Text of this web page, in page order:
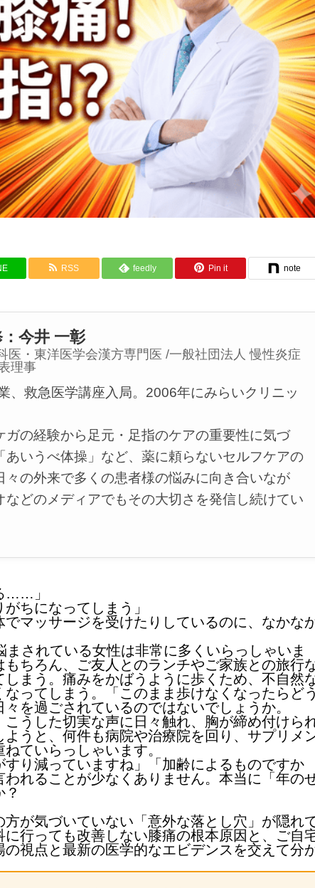
RSS feedly Pin it note
今井 一彰
医・東洋医学会漢方専門医 /一般社団法人 慢性炎症
理事
、救急医学講座入局。2006年にみらいクリニッ
ガの経験から足元・足指のケアの重要性に気づ
あいうべ体操」など、薬に頼らないセルフケアの
々の外来で多くの患者様の悩みに向き合いなが
などのメディアでもその大切さを発信し続けてい
……」
ちになってしまう」
でマッサージを受けたりしているのに、なかな
されている女性は非常に多くいらっしゃいま
ちろん、ご友人とのランチやご家族との旅行
まう。痛みをかばうように歩くため、不自然
ってしまう。「このまま歩けなくなったらど
を過ごされているのではないでしょうか。
うした切実な声に日々触れ、胸が締め付けら
うと、何件も病院や治療院を回り、サプリメ
ていらっしゃいます。
り減っていますね」「加齢によるものですか
れることが少なくありません。本当に「年の
が気づいていない「意外な落とし穴」が隠れ
行っても改善しない膝痛の根本原因と、ご自
視点と最新の医学的なエビデンスを交えて分